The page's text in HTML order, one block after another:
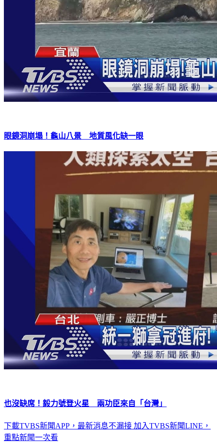
眼鏡洞崩塌！龜山八景 地質風化缺一眼
也沒缺席！毅力號登火星 兩功臣來自「台灣」
下載TVBS新聞APP，最新消息不漏接 加入TVBS新聞LINE，
重點新聞一次看